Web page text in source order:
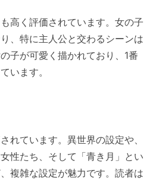
高く評価されています。女の子
、特に主人公と交わるシーンは
子が可愛く描かれており、1番
います。
れています。異世界の設定や、
性たち、そして「青き月」とい
複雑な設定が魅力です。読者は